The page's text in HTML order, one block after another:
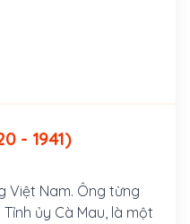
Phẩm (1920 - 1941)
Việt Nam. Ông từng
ủy Cà Mau, là một